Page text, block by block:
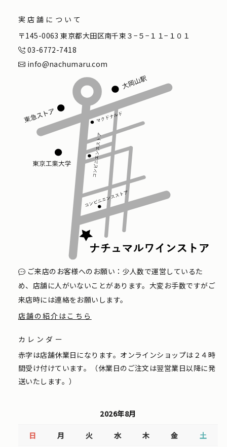
実店舗について
〒145-0063 東京都大田区南千束３−５−１１−１０１
03-6772-7418
info@nachumaru.com
ご来店のお客様へのお願い：少人数で運営しているた
め、店舗に人がいないことがあります。大変お手数ですがご
来店時には連絡をお願いします。
店舗の紹介はこちら
カレンダー
赤字は店舗休業日になります。オンラインショップは２４時
間受け付けています。（休業日のご注文は翌営業日以降に発
送いたします。）
2026年8月
日 月 火 水 木 金 土